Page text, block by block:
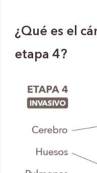
¿Qué es el
etapa 4?